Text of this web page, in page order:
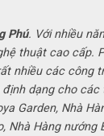
Phú. Với nhiều
thuật cao cấp.
nhiều các công
dạng cho
Garden, Nhà
Nhà Hàng nướng